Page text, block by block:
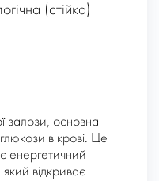
(стійка)
залози, основна
в крові. Це
енергетичний
відкриває